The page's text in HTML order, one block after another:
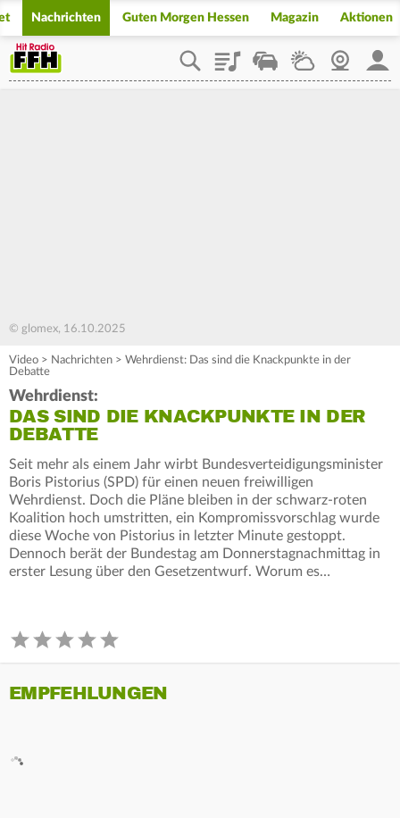
Nachrichten Guten Morgen Hessen Magazin Aktionen
PlaylistStaupilotWetterWebcam
© glomex, 16.10.2025
Video > Nachrichten > Wehrdienst: Das sind die Knackpunkte in der
Debatte
Wehrdienst:
DAS SIND DIE KNACKPUNKTE IN DER
DEBATTE
Seit mehr als einem Jahr wirbt Bundesverteidigungsminister
Boris Pistorius (SPD) für einen neuen freiwilligen
Wehrdienst. Doch die Pläne bleiben in der schwarz-roten
Koalition hoch umstritten, ein Kompromissvorschlag wurde
diese Woche von Pistorius in letzter Minute gestoppt.
Dennoch berät der Bundestag am Donnerstagnachmittag in
erster Lesung über den Gesetzentwurf. Worum es…
EMPFEHLUNGEN